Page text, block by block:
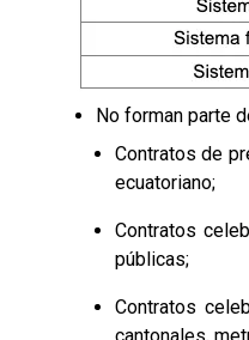
No forman parte
Contratos de
ecuatoriano;
Contratos
públicas;
Contratos